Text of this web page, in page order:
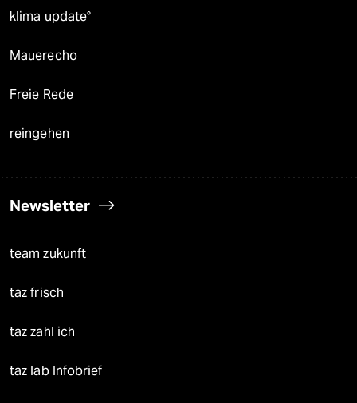
klima update°
Mauerecho
Freie Rede
reingehen
Newsletter
team zukunft
taz frisch
taz zahl ich
taz lab Infobrief